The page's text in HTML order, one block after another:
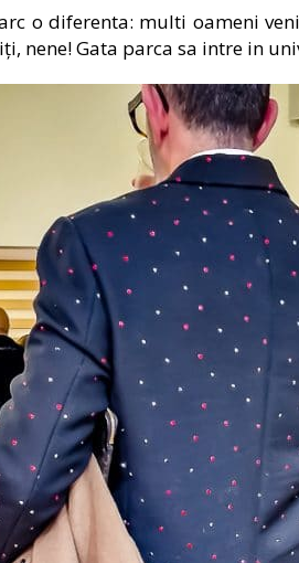
o diferenta: multi oameni
nene! Gata parca sa intre in